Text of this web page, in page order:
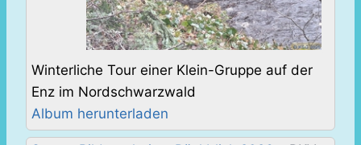
Winterliche Tour einer Klein-Gruppe auf der
Enz im Nordschwarzwald
Album herunterladen